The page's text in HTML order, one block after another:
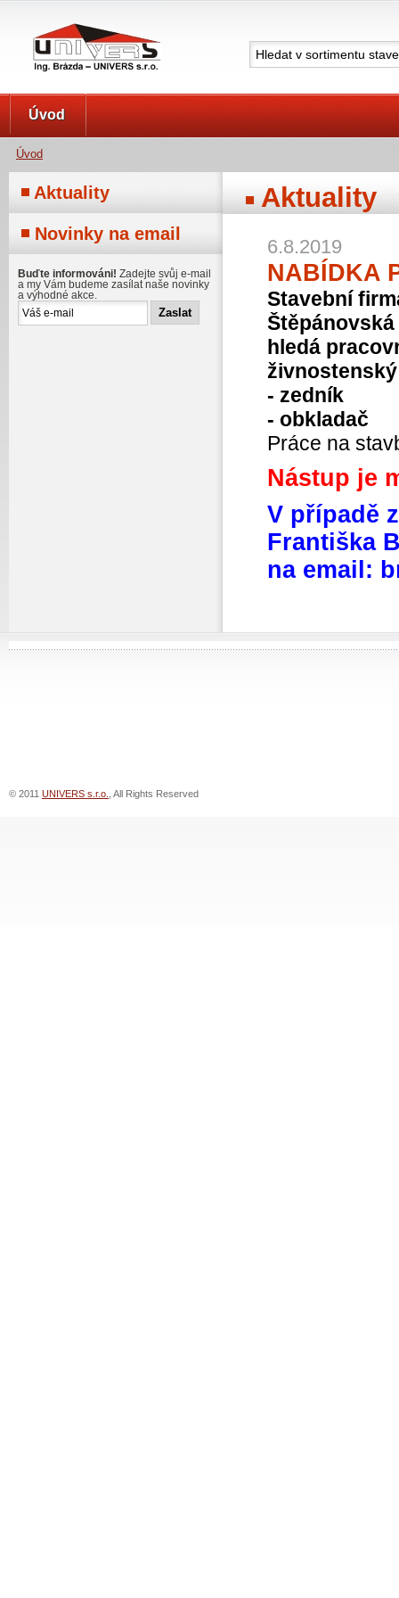
Úvod
Úvod
Aktuality
6.8.2019
NABÍDKA
Stavební
Štěpánovská
hledá
- zedník
- obkladač
Práce na
Nástup je
V případě
Františka
na email:
Aktuality
Novinky na email
Buďte informováni! Zadejte svůj e-mail
a my Vám budeme zasílat naše novinky
a výhodné akce.
© 2011 UNIVERS s.r.o. , All Rights Reserved